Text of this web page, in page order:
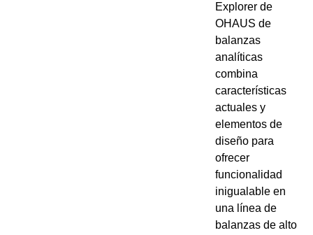
Explorer de
OHAUS de
balanzas
analíticas
combina
características
actuales y
elementos de
diseño para
ofrecer
funcionalidad
inigualable en
una línea de
balanzas de alto